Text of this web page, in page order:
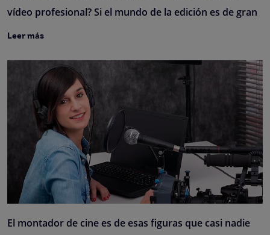
vídeo profesional? Si el mundo de la edición es de gran
Leer más
El montador de cine es de esas figuras que casi nadie